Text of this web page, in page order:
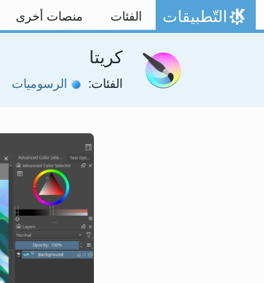
تخط المحتوى
الصفحة الرئيسة
التّطبيقات الفئات منصات أخرى
كريتا
الفئات: الرسوميات